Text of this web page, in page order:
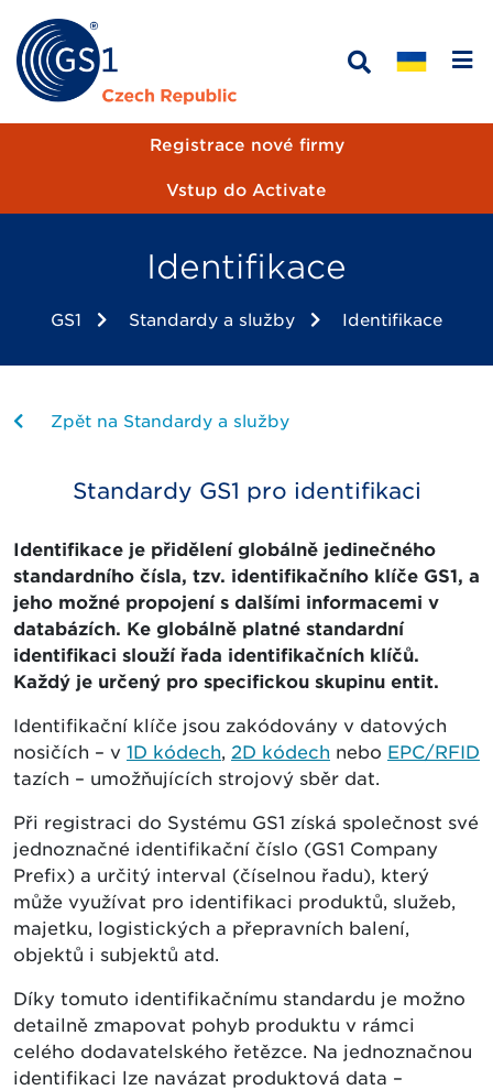
Registrace nové firmy
Vstup do Activate
Identifikace
GS1 Standardy a služby Identifikace
Zpět na Standardy a služby
Standardy GS1 pro identifikaci
Identifikace je přidělení globálně jedinečného
standardního čísla, tzv. identifikačního klíče GS1, a
jeho možné propojení s dalšími informacemi v
databázích. Ke globálně platné standardní
identifikaci slouží řada identifikačních klíčů.
Každý je určený pro specifickou skupinu entit.
Identifikační klíče jsou zakódovány v datových
nosičích – v 1D kódech, 2D kódech nebo EPC/RFID
tazích – umožňujících strojový sběr dat.
Při registraci do Systému GS1 získá společnost své
jednoznačné identifikační číslo (GS1 Company
Prefix) a určitý interval (číselnou řadu), který
může využívat pro identifikaci produktů, služeb,
majetku, logistických a přepravních balení,
objektů i subjektů atd.
Díky tomuto identifikačnímu standardu je možno
detailně zmapovat pohyb produktu v rámci
celého dodavatelského řetězce. Na jednoznačnou
identifikaci lze navázat produktová data –